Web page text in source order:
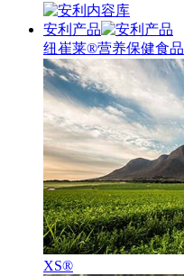
安利产品
纽崔莱®营养保健食品
XS®